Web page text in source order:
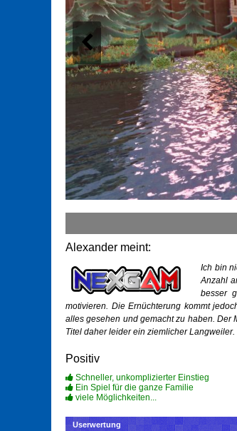
Alexander meint:
Ich bin
Anzahl
besser
motivieren. Die Ernüchterung kommt
alles gesehen und gemacht zu haben. Der
Titel daher leider ein ziemlicher Langweiler.
Positiv
Schneller, unkomplizierter Einstieg
Ein Spiel für die ganze Familie
viele Möglichkeiten...
Userwertung